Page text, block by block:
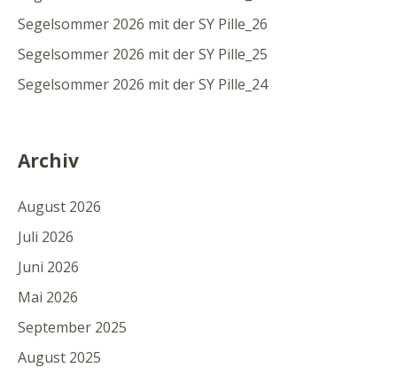
Segelsommer 2026 mit der SY Pille_26
Segelsommer 2026 mit der SY Pille_25
Segelsommer 2026 mit der SY Pille_24
Archiv
August 2026
Juli 2026
Juni 2026
Mai 2026
September 2025
August 2025